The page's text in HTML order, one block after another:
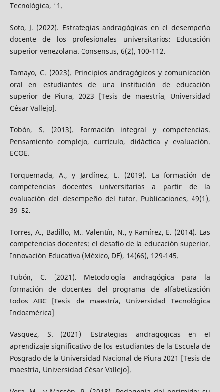
Tecnológica, 11.
Soto, J. (2022). Estrategias andragógicas en el desempeño
docente de los profesionales universitarios: Educación
superior venezolana. Consensus, 6(2), 100-112.
Tamayo, C. (2023). Principios andragógicos y comunicación
oral en estudiantes de una institución de educación
superior de Piura, 2023 [Tesis de maestría, Universidad
César Vallejo].
Tobón, S. (2013). Formación integral y competencias.
Pensamiento complejo, currículo, didáctica y evaluación.
ECOE.
Torquemada, A., y Jardínez, L. (2019). La formación de
competencias docentes universitarias a partir de la
evaluación del desempeño del tutor. Publicaciones, 49(1),
39–52.
Torres, A., Badillo, M., Valentín, N., y Ramírez, E. (2014). Las
competencias docentes: el desafío de la educación superior.
Innovación Educativa (México, DF), 14(66), 129-145.
Tubón, C. (2021). Metodología andragógica para la
formación de docentes del programa de alfabetización
todos ABC [Tesis de maestría, Universidad Tecnológica
Indoamérica].
Vásquez, S. (2021). Estrategias andragógicas en el
aprendizaje significativo de los estudiantes de la Escuela de
Posgrado de la Universidad Nacional de Piura 2021 [Tesis de
maestría, Universidad César Vallejo].